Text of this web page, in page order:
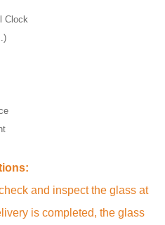
Clock
and inspect the glass at
is completed, the glass